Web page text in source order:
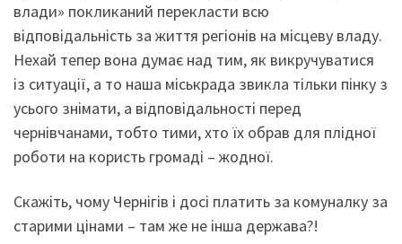
влади» покликаний перекласти всю
відповідальність за життя регіонів на місцеву владу.
Нехай тепер вона думає над тим, як викручуватися
із ситуації, а то наша міськрада звикла тільки пінку з
усього знімати, а відповідальності перед
чернівчанами, тобто тими, хто їх обрав для плідної
роботи на користь громаді – жодної.
Скажіть, чому Чернігів і досі платить за комуналку за
старими цінами – там же не інша держава?!